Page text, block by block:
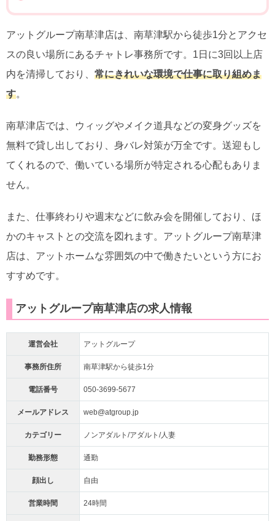
アットグループ南草津店は、南草津駅から徒歩1分とアクセ
スの良い場所にあるチャトレ事務所です。1日に3回以上店
内を清掃しており、 常にきれいな環境で仕事に取り組めま
す。
南草津店では、ウィッグやメイク道具などの変身グッズを
無料で貸し出しており、身バレ対策が万全です。送迎もし
てくれるので、働いている場所が特定される心配もありま
せん。
また、仕事終わりや週末などに飲み会を開催しており、ほ
かのキャストとの交流を図れます。アットグループ南草津
店は、アットホームな雰囲気の中で働きたいという方にお
すすめです。
アットグループ南草津店の求人情報
運営会社 アットグループ
事務所住所 南草津駅から徒歩1分
電話番号 050-3699-5677
メールアドレス web@atgroup.jp
カテゴリー ノンアダルト/アダルト/人妻
勤務形態 通勤
顔出し 自由
営業時間 24時間